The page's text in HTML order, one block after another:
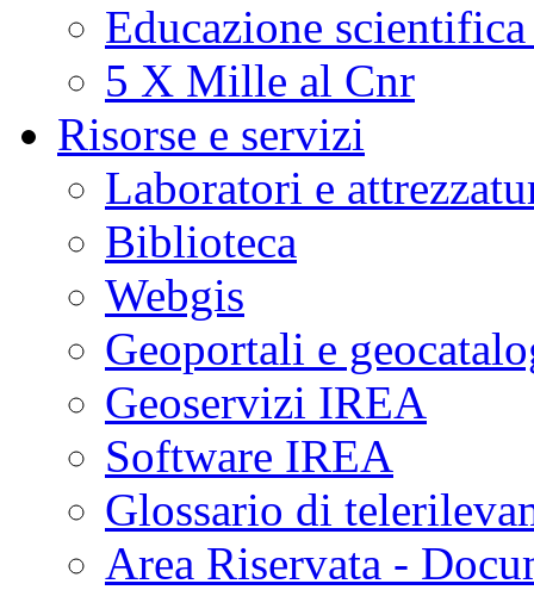
Educazione
5 X Mille al Cnr
Risorse e servizi
Laboratori e
Biblioteca
Webgis
Geoportali e
Geoservizi IREA
Software IREA
Glossario di
Area Riservata -